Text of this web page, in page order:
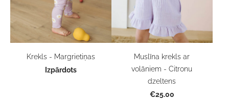
Krekls - Margrietiņas
Izpārdots
Muslīna krekls ar
volāniem - Citronu
dzeltens
€25.00